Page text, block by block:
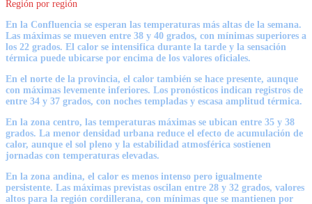
Región por región
En la Confluencia se esperan las temperaturas más altas de la semana.
Las máximas se mueven entre 38 y 40 grados, con mínimas superiores a
los 22 grados. El calor se intensifica durante la tarde y la sensación
térmica puede ubicarse por encima de los valores oficiales.
En el norte de la provincia, el calor también se hace presente, aunque
con máximas levemente inferiores. Los pronósticos indican registros de
entre 34 y 37 grados, con noches templadas y escasa amplitud térmica.
En la zona centro, las temperaturas máximas se ubican entre 35 y 38
grados. La menor densidad urbana reduce el efecto de acumulación de
calor, aunque el sol pleno y la estabilidad atmosférica sostienen
jornadas con temperaturas elevadas.
En la zona andina, el calor es menos intenso pero igualmente
persistente. Las máximas previstas oscilan entre 28 y 32 grados, valores
altos para la región cordillerana, con mínimas que se mantienen por